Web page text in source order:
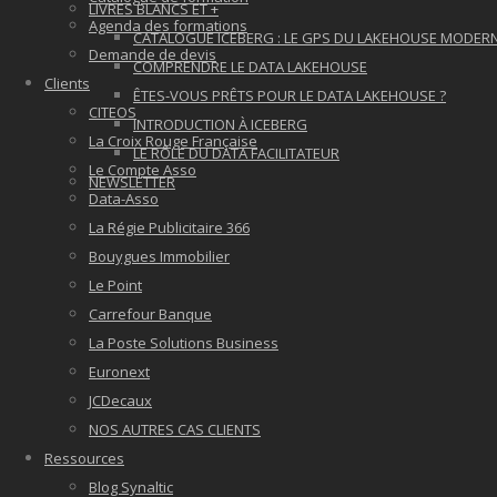
LIVRES BLANCS ET +
CATALOGUE ICEBERG : LE GPS DU LAKEHOUSE
COMPRENDRE LE DATA LAKEHOUSE
ÊTES-VOUS PRÊTS POUR LE DATA LAKEHOUSE ?
INTRODUCTION À ICEBERG
LE RÔLE DU DATA FACILITATEUR
NEWSLETTER
Agenda des formations
Demande de devis
Clients
CITEOS
La Croix Rouge Française
Le Compte Asso
Data-Asso
La Régie Publicitaire 366
Bouygues Immobilier
Le Point
Carrefour Banque
La Poste Solutions Business
Euronext
JCDecaux
NOS AUTRES CAS CLIENTS
Ressources
Blog Synaltic